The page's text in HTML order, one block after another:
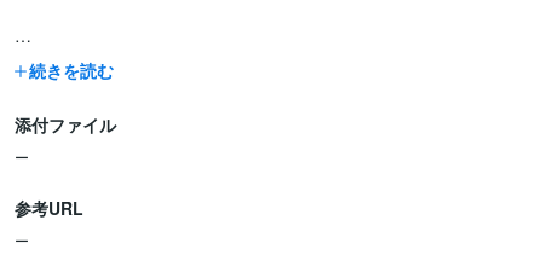
【必須条件】
・販売用VRChat衣装のアバター対応作業経験者
ー）を所有している方
【歓迎条件】
続きを読む
添付ファイル
ー
参考URL
ー